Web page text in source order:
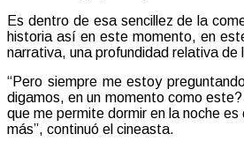
Es dentro de esa sencillez de la
historia así en este momento, en
narrativa, una profundidad relativa de
“Pero siempre me estoy
digamos, en un momento como
que me permite dormir en la noche
más”, continuó el cineasta.